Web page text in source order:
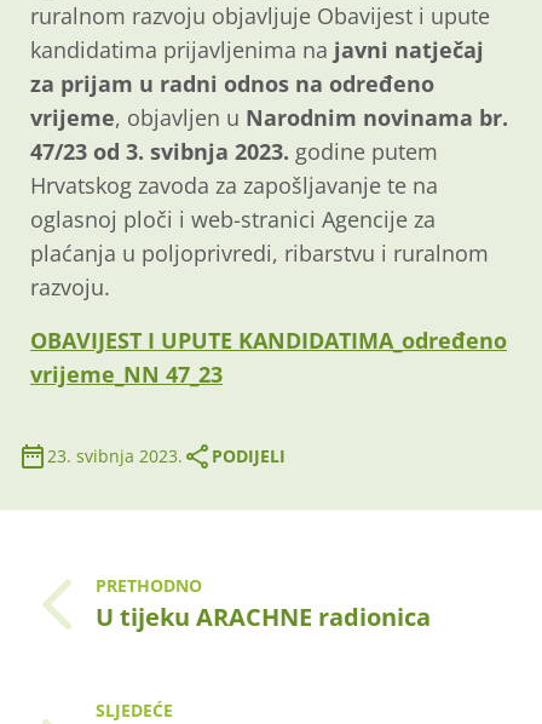
ruralnom razvoju objavljuje Obavijest i upute
kandidatima prijavljenima na javni natječaj
za prijam u radni odnos na određeno
vrijeme, objavljen u Narodnim novinama br.
47/23 od 3. svibnja 2023. godine putem
Hrvatskog zavoda za zapošljavanje te na
oglasnoj ploči i web-stranici Agencije za
plaćanja u poljoprivredi, ribarstvu i ruralnom
razvoju.
OBAVIJEST I UPUTE KANDIDATIMA_određeno
vrijeme_NN 47_23
23. svibnja 2023. PODIJELI
PRETHODNO
U tijeku ARACHNE radionica
SLJEDEĆE